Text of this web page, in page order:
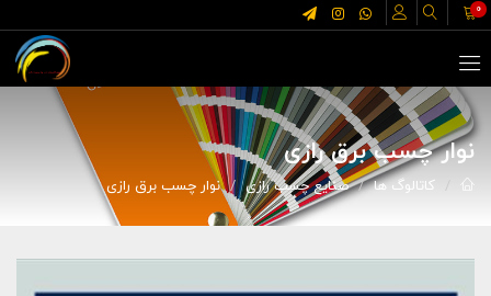
0
نوار چسب برق رازی
کاتالوگ ها صنایع چسب رازی نوار چسب برق رازی